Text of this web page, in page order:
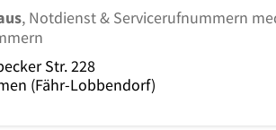
, Notdienst & Servicerufnummern
Str. 228
(Fähr-Lobbendorf)